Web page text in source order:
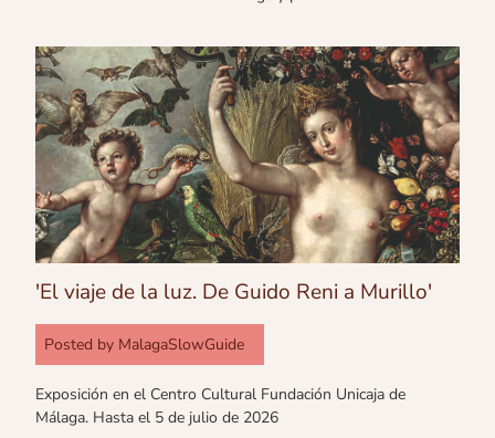
'El viaje de la luz. De Guido Reni a Murillo'
Posted by MalagaSlowGuide
Exposición en el Centro Cultural Fundación Unicaja de
Málaga. Hasta el 5 de julio de 2026